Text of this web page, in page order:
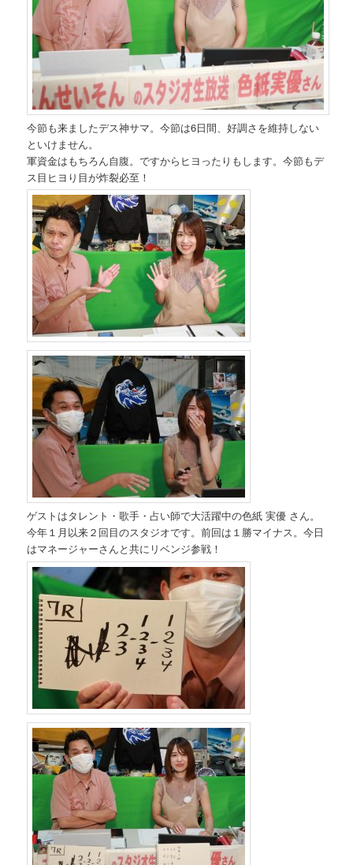
今節も来ましたデス神サマ。今節は6日間、好調さを維持しない
といけません。
軍資金はもちろん自腹。ですからヒヨったりもします。今節もデ
ス目ヒヨり目が炸裂必至！
ゲストはタレント・歌手・占い師で大活躍中の色紙 実優 さん。
今年１月以来２回目のスタジオです。前回は１勝マイナス。今日
はマネージャーさんと共にリベンジ参戦！